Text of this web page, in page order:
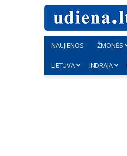
NAUJIENOS ŽMONĖS
LIETUVA INDRAJA